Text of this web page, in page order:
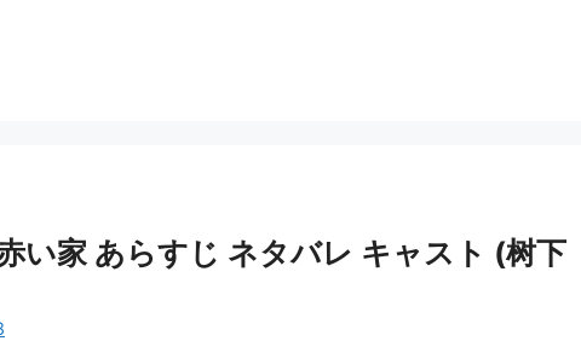
い家 あらすじ ネタバレ キャスト (树下